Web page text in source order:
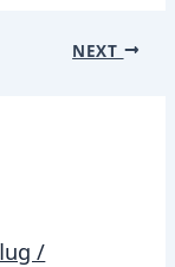
NEXT
/